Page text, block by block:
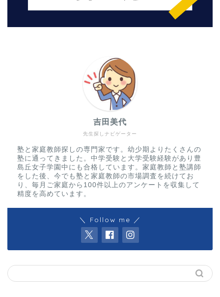
先生探しナビゲーター
吉田美代
塾と家庭教師探しの専門家です。幼少期よりたくさんの
塾に通ってきました。中学受験と大学受験経験があり豊
島丘女子学園中にも合格しています。家庭教師と塾講師
をした後、今でも塾と家庭教師の市場調査を続けてお
り、毎月ご家庭から100件以上のアンケートを収集して
精度を高めています。
＼ Follow me ／